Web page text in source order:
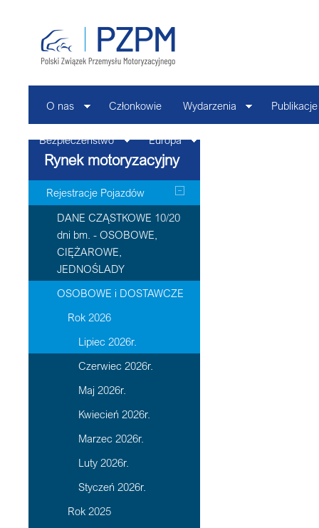
O nas Członkowie Wydarzenia Publikacje
Bezpieczeństwo Europa
Rynek motoryzacyjny
Rejestracje Pojazdów
DANE CZĄSTKOWE 10/20
dni bm. - OSOBOWE,
CIĘŻAROWE,
JEDNOŚLADY
OSOBOWE i DOSTAWCZE
Rok 2026
Lipiec 2026r.
Czerwiec 2026r.
Maj 2026r.
Kwiecień 2026r.
Marzec 2026r.
Luty 2026r.
Styczeń 2026r.
Rok 2025